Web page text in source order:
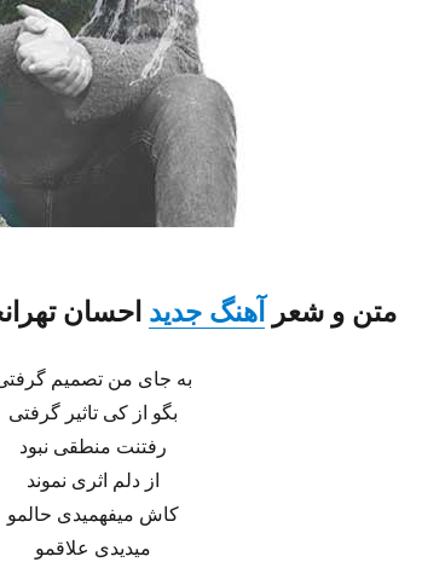
متن و شعر آهنگ جدید احسان
به جای من تصمیم
بگو از کی تاثیر گرفتی
رفتنت منطقی نبود
از دلم اثری نموند
کاش میفهمیدی حالمو
میدیدی علاقمو